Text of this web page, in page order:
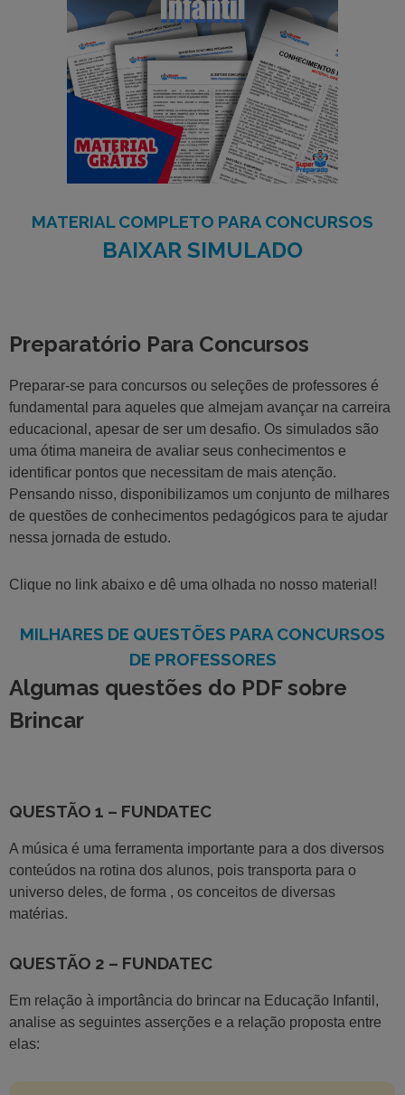
MATERIAL COMPLETO PARA CONCURSOS
BAIXAR SIMULADO
Preparatório Para Concursos
Preparar-se para concursos ou seleções de professores é
fundamental para aqueles que almejam avançar na carreira
educacional, apesar de ser um desafio. Os simulados são
uma ótima maneira de avaliar seus conhecimentos e
identificar pontos que necessitam de mais atenção.
Pensando nisso, disponibilizamos um conjunto de milhares
de questões de conhecimentos pedagógicos para te ajudar
nessa jornada de estudo.
Clique no link abaixo e dê uma olhada no nosso material!
MILHARES DE QUESTÕES PARA CONCURSOS
DE PROFESSORES
Algumas questões do PDF sobre
Brincar
QUESTÃO 1 – FUNDATEC
A música é uma ferramenta importante para a dos diversos
conteúdos na rotina dos alunos, pois transporta para o
universo deles, de forma , os conceitos de diversas
matérias.
QUESTÃO 2 – FUNDATEC
Em relação à importância do brincar na Educação Infantil,
analise as seguintes asserções e a relação proposta entre
elas: